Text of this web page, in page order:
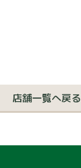
店舗一覧へ戻る